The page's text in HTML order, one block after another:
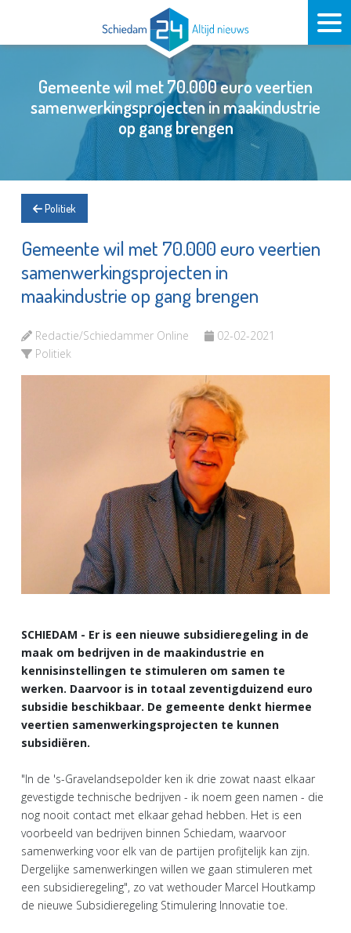
Gemeente wil met 70.000 euro veertien
samenwerkingsprojecten in maakindustrie
op gang brengen
Politiek
Gemeente wil met 70.000 euro veertien
samenwerkingsprojecten in
maakindustrie op gang brengen
Redactie/Schiedammer Online
02-02-2021
Politiek
SCHIEDAM - Er is een nieuwe subsidieregeling in de
maak om bedrijven in de maakindustrie en
kennisinstellingen te stimuleren om samen te
werken. Daarvoor is in totaal zeventigduizend euro
subsidie beschikbaar. De gemeente denkt hiermee
veertien samenwerkingsprojecten te kunnen
subsidiëren.
"In de 's-Gravelandsepolder ken ik drie zowat naast elkaar
gevestigde technische bedrijven - ik noem geen namen - die
nog nooit contact met elkaar gehad hebben. Het is een
voorbeeld van bedrijven binnen Schiedam, waarvoor
samenwerking voor elk van de partijen profijtelijk kan zijn.
Dergelijke samenwerkingen willen we gaan stimuleren met
een subsidieregeling", zo vat wethouder Marcel Houtkamp
de nieuwe Subsidieregeling Stimulering Innovatie toe.